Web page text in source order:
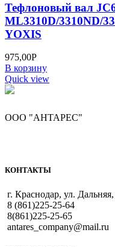
Тефлоновый вал
ML3310D/3310ND/
YOXIS
975,00Р
В корзину
Quick view
ООО "АНТАРЕС"
КОНТАКТЫ
г. Краснодар, ул.
8 (861)225-25-64
8(861)225-25-65
antares_company@mail.ru